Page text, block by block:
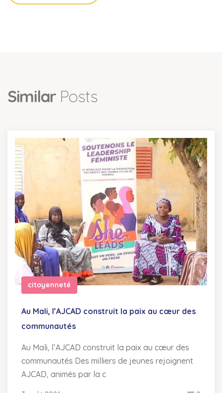
Similar Posts
citoyenneté
Au Mali, l’AJCAD construit la paix au cœur des
communautés
Au Mali, l’AJCAD construit la paix au cœur des
communautés Des milliers de jeunes rejoignent
AJCAD, animés par la c